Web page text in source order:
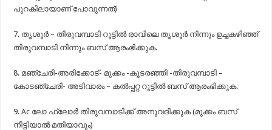
പുറകിലായാണ് പോവുന്നത്)
7. തൃശൂർ – തിരുവമ്പാടി റൂട്ടിൽ രാവിലെ തൃശൂർ നിന്നും ഉച്ചകഴിഞ്ഞ്
തിരുവമ്പാടി നിന്നും ബസ് ആരംഭിക്കുക.
8. മഞ്ചേരി-അരിക്കോട്- മുക്കം -കൂടരഞ്ഞി -തിരുവമ്പാടി –
കോടഞ്ചേരി- അടിവാരം – കൽപ്പറ്റ റൂട്ടിൽ ബസ് ആരംഭിക്കുക.
9. Ac ലോ ഫ്ലോർ തിരുവമ്പാടിക്ക് അനുവദിക്കുക (മുക്കം ബസ്
നീട്ടിയാൽ മതിയാവും)